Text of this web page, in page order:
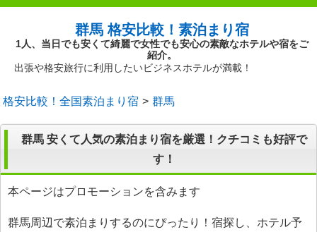
群馬 格安比較！素泊まり宿
1人、当日でも安くて綺麗で女性でも安心の素敵なホテルや宿をご
紹介。
出張や格安旅行に利用したいビジネスホテルが満載！
格安比較！全国素泊まり宿 群馬
群馬 安くて人気の素泊まり宿を厳選！クチコミも好評で
す！
本ページはプロモーションを含みます
群馬周辺で素泊まりするのにぴったり！宿探し、ホテル予